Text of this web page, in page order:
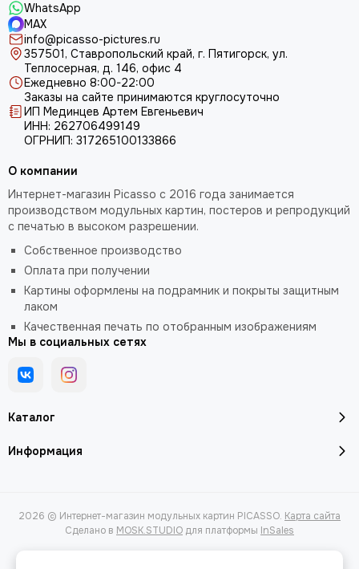
WhatsApp
MAX
info@picasso-pictures.ru
357501, Ставропольский край, г. Пятигорск, ул.
Теплосерная, д. 146, офис 4
Ежедневно 8:00-22:00
Заказы на сайте принимаются круглосуточно
ИП Мединцев Артем Евгеньевич
ИНН: 262706499149
ОГРНИП: 317265100133866
Каталог
Информация
О компании
Интернет-магазин Picasso с 2016 года занимается
производством модульных картин, постеров и репродукций
с печатью в высоком разрешении.
Собственное производство
Оплата при получении
Картины оформлены на подрамник и покрыты защитным
лаком
Качественная печать по отобранным изображениям
Мы в социальных сетях
2026 © Интернет-магазин модульных картин PICASSO. Карта сайта
Сделано в MOSK.STUDIO для платформы InSales